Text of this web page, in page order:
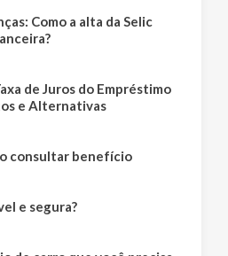
Como a alta da Selic
de Juros do Empréstimo
e Alternativas
consultar benefício
e segura?